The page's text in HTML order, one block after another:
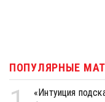
ПОПУЛЯРНЫЕ
«Интуиция